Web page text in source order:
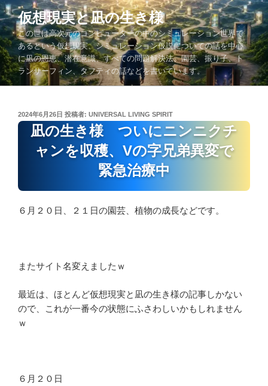
コ
ン
テ
ン
ツ
へ
仮想現実と凪の生き様
この世は高次元のコンピューターの中のシミュレーション世界で
あるという仮想現実、シミュレーション仮説についての話を中心
に凪の恩恵、潜在意識、すべての問題解決法、園芸、振り子、ト
ランサーフィン、タフティの話などを書いています。
投
稿
2024年6月26日 投稿者: UNIVERSAL LIVING SPIRIT
凪の生き様 ついにニンニクチ
ャンを収穫、Vの字兄弟異変で
緊急治療中
６月２０日、２１日の園芸、植物の成長などです。
またサイト名変えましたｗ
最近は、ほとんど仮想現実と凪の生き様の記事しかない
ので、これが一番今の状態にふさわしいかもしれません
ｗ
６月２０日